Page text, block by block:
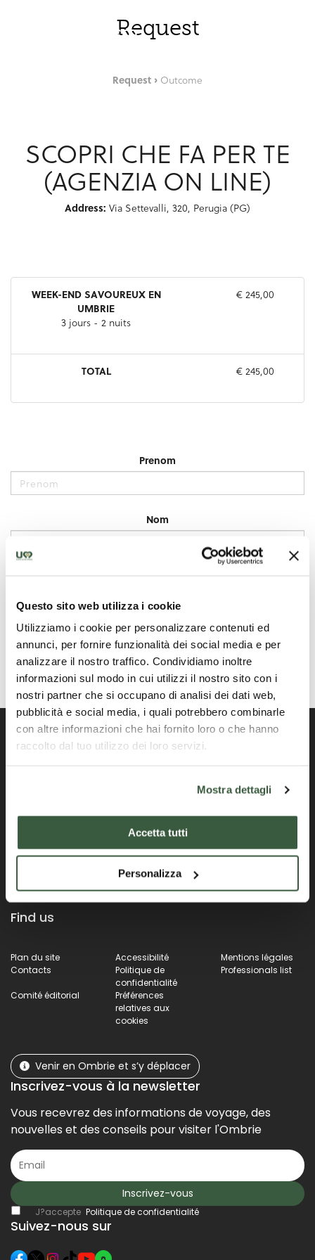
Questo sito web utilizza i cookie
Utilizziamo i cookie per personalizzare contenuti ed
annunci, per fornire funzionalità dei social media e per
analizzare il nostro traffico. Condividiamo inoltre
informazioni sul modo in cui utilizzi il nostro sito con i
nostri partner che si occupano di analisi dei dati web,
pubblicità e social media, i quali potrebbero combinarle
con altre informazioni che hai fornito loro o che hanno
raccolto dal tuo utilizzo dei loro servizi.
Mostra dettagli
Accetta tutti
Personalizza
Portail officiel de la Région Ombrie
Find us
Plan du site Accessibilité
Mentions légales
Contacts
Politique de
confidentialité
Professionals list
Comité éditorial
Préférences
relatives aux
cookies
Venir en Ombrie et s’y déplacer
Inscrivez-vous à la newsletter
Vous recevrez des informations de voyage, des
nouvelles et des conseils pour visiter l'Ombrie
Inscrivez-vous
J?accepte Politique de confidentialité
Suivez-nous sur